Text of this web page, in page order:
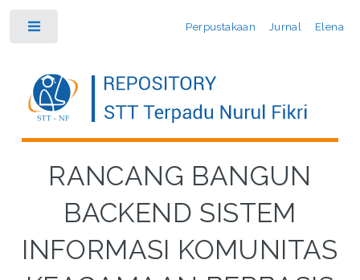
Perpustakaan Jurnal Elena
RANCANG BANGUN
BACKEND SISTEM
INFORMASI KOMUNITAS